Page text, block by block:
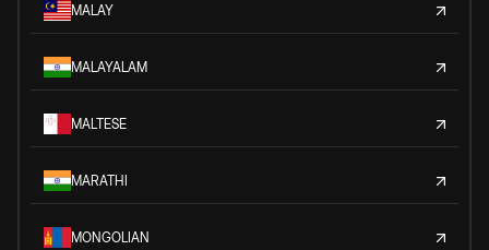
MALAY
MALAYALAM
MALTESE
MARATHI
MONGOLIAN